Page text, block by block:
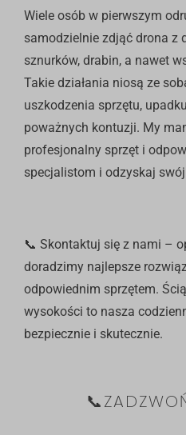
Wiele osób w pierwszym
samodzielnie zdjąć drona z
sznurków, drabin, a nawet
Takie działania niosą ze
uszkodzenia sprzętu,
poważnych kontuzji. My
profesjonalny sprzęt i
specjalistom i odzyskaj swój
📞 Skontaktuj się z nami –
doradzimy najlepsze
odpowiednim sprzętem.
wysokości to nasza
bezpiecznie i skutecznie.